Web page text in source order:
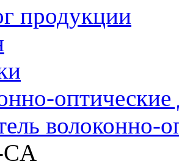
продукции
оптические
волоконно-